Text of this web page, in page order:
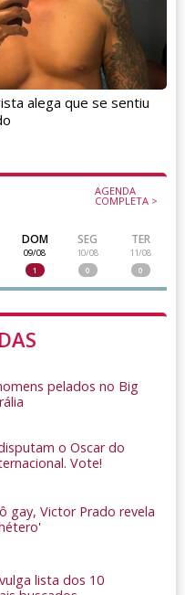
AGENDA
COMPLETA >
DOM
09/08
1
SEG
10/08
0
TER
11/08
0
pelados no Big
o Oscar do
Vote!
gay, Victor Prado revela
lista dos 10
alega que se sentiu